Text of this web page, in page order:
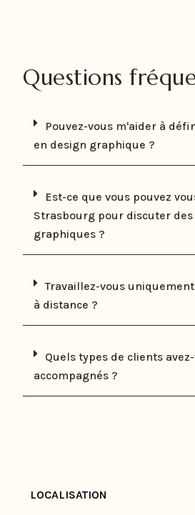
Questions
Pouvez-vous m'aider à
en design graphique ?
Est-ce que vous pouvez
Strasbourg pour discuter
graphiques ?
Travaillez-vous
à distance ?
Quels types de clients
accompagnés ?
LOCALISATION